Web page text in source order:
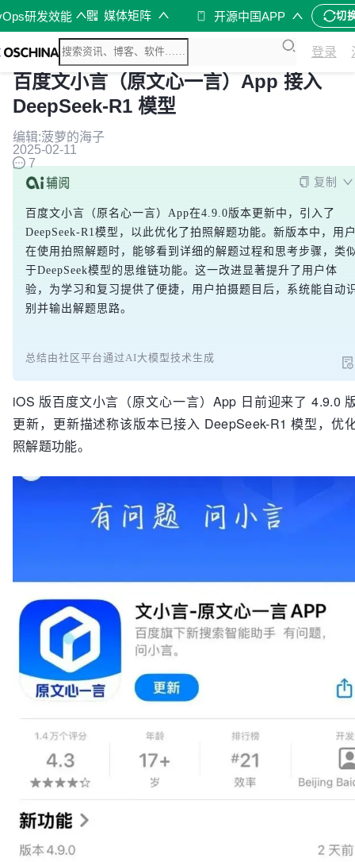
研发效能 媒体矩阵 开源中国APP 切
登录
百度文小言（原文心一言）App 接入
DeepSeek-R1 模型
编辑:菠萝的海子
2025-02-11
7
复制
百度文小言（原名心一言）App在4.9.0版本更新中，引入了
DeepSeek-R1模型，以此优化了拍照解题功能。新版本中，用
在使用拍照解题时，能够看到详细的解题过程和思考步骤，类
于DeepSeek模型的思维链功能。这一改进显著提升了用户体
验，为学习和复习提供了便捷，用户拍摄题目后，系统能自动
别并输出解题思路。
总结由社区平台通过AI大模型技术生成
iOS 版百度文小言（原文心一言）App 日前迎来了 4.9.0
更新，更新描述称该版本已接入 DeepSeek-R1 模型，优
照解题功能。